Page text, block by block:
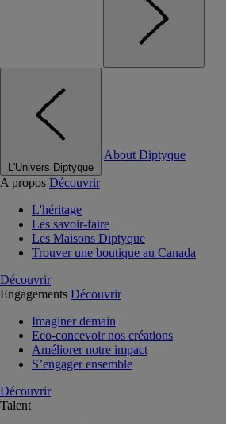
L'Univers Diptyque
About Diptyque
A propos Découvrir
L'héritage
Les savoir-faire
Les Maisons Diptyque
Trouver une boutique au Canada
Découvrir
Engagements Découvrir
Imaginer demain
Eco-concevoir nos créations
Améliorer notre impact
S’engager ensemble
Découvrir
Talent